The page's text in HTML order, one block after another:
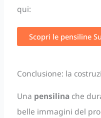
qui:
Scopri le pensiline
Conclusione: la
Una pensilinache
belle immagini del